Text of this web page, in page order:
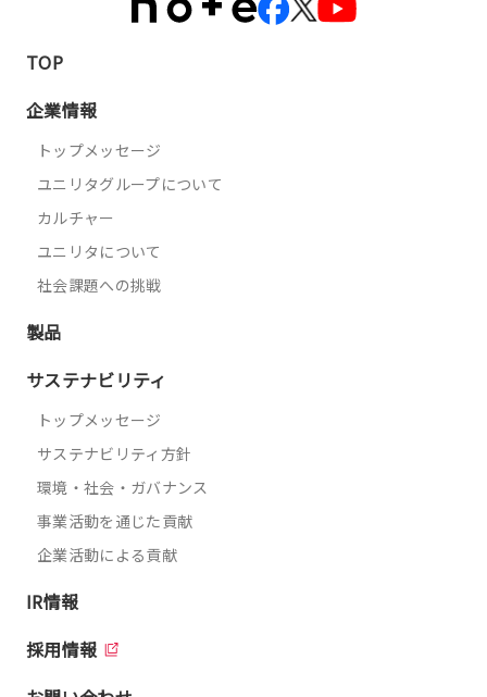
TOP
企業情報
トップメッセージ
ユニリタグループについて
カルチャー
ユニリタについて
社会課題への挑戦
製品
サステナビリティ
トップメッセージ
サステナビリティ方針
環境・社会・ガバナンス
事業活動を通じた貢献
企業活動による貢献
IR情報
採用情報